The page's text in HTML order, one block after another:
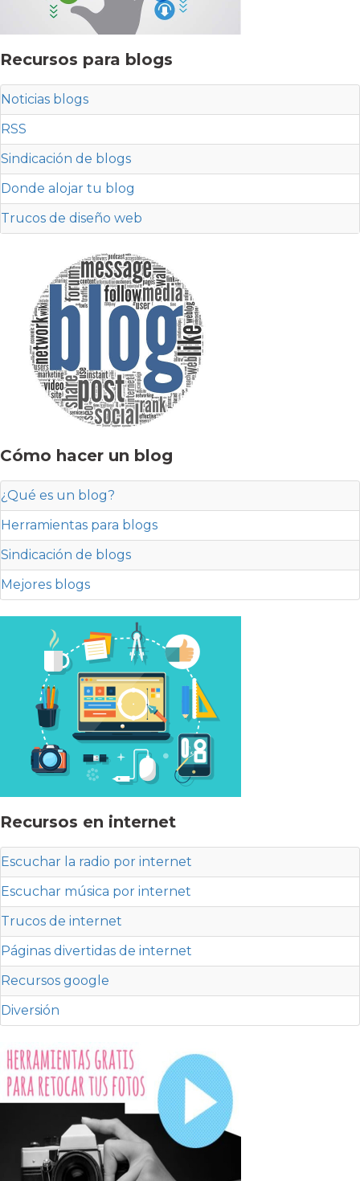
Recursos para blogs
Noticias blogs
RSS
Sindicación de blogs
Donde alojar tu blog
Trucos de diseño web
Cómo hacer un blog
¿Qué es un blog?
Herramientas para blogs
Sindicación de blogs
Mejores blogs
Recursos en internet
Escuchar la radio por internet
Escuchar música por internet
Trucos de internet
Páginas divertidas de internet
Recursos google
Diversión